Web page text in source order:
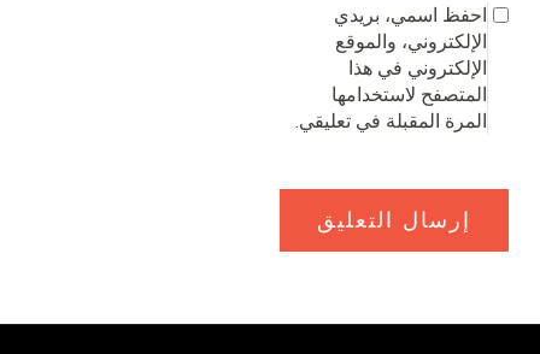
احفظ اسمي، بريدي
الإلكتروني، والموقع
الإلكتروني في هذا
المتصفح لاستخدامها
المرة المقبلة في تعليقي.